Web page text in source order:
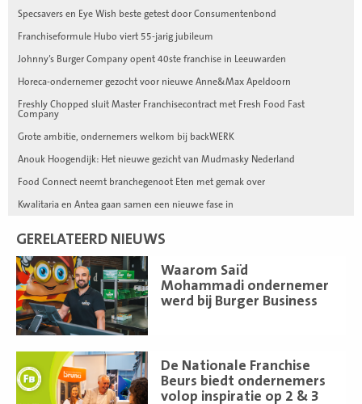
Specsavers en Eye Wish beste getest door Consumentenbond
Franchiseformule Hubo viert 55-jarig jubileum
Johnny’s Burger Company opent 40ste franchise in Leeuwarden
Horeca-ondernemer gezocht voor nieuwe Anne&Max Apeldoorn
Freshly Chopped sluit Master Franchisecontract met Fresh Food Fast
Company
Grote ambitie, ondernemers welkom bij backWERK
Anouk Hoogendijk: Het nieuwe gezicht van Mudmasky Nederland
Food Connect neemt branchegenoot Eten met gemak over
Kwalitaria en Antea gaan samen een nieuwe fase in
GERELATEERD NIEUWS
Waarom Saïd
Mohammadi ondernemer
werd bij Burger Business
Lees
meer
De Nationale Franchise
Beurs biedt ondernemers
volop inspiratie op 2 & 3
meer